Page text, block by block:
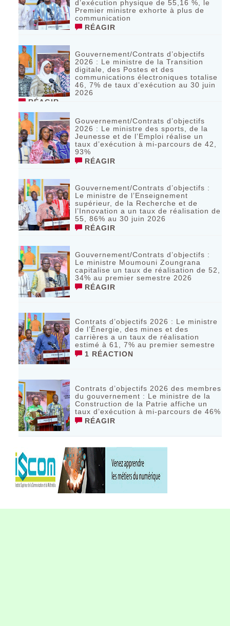
d’exécution physique de 55,16 %, le
Premier ministre exhorte à plus de
communication
RÉAGIR
Gouvernement/Contrats d’objectifs
2026 : Le ministre de la Transition
digitale, des Postes et des
communications électroniques totalise
46, 7% de taux d’exécution au 30 juin
2026
RÉAGIR
Gouvernement/Contrats d’objectifs
2026 : Le ministre des sports, de la
Jeunesse et de l’Emploi réalise un
taux d’exécution à mi-parcours de 42,
93%
RÉAGIR
Gouvernement/Contrats d’objectifs :
Le ministre de l’Enseignement
supérieur, de la Recherche et de
l’Innovation a un taux de réalisation de
55, 86% au 30 juin 2026
RÉAGIR
Gouvernement/Contrats d’objectifs :
Le ministre Moumouni Zoungrana
capitalise un taux de réalisation de 52,
34% au premier semestre 2026
RÉAGIR
Contrats d’objectifs 2026 : Le ministre
de l’Énergie, des mines et des
carrières a un taux de réalisation
estimé à 61, 7% au premier semestre
1 RÉACTION
Contrats d’objectifs 2026 des membres
du gouvernement : Le ministre de la
Construction de la Patrie affiche un
taux d’exécution à mi-parcours de 46%
RÉAGIR